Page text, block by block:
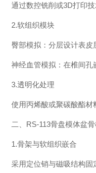
通过数控铣削或3D打印技
2.软组织模块
臀部模拟：分层设计表皮层
神经血管模拟：在椎间孔嵌
3.透明化处理
使用丙烯酸或聚碳酸酯材料
二、RS-113骨盘模体盆骨
1.骨架与软组织嵌合
采用定位销与磁吸结构固定